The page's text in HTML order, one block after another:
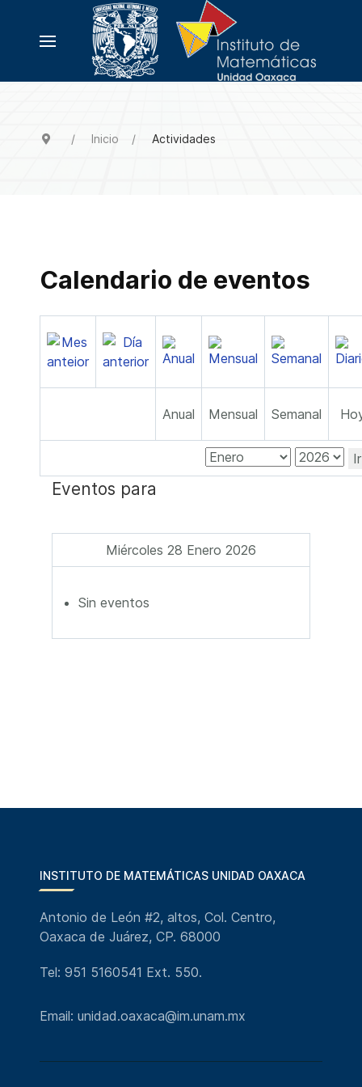
Inicio Actividades
Calendario de eventos
Anual Mensual Semanal
Eventos para
Miércoles 28 Enero 2026
Sin eventos
INSTITUTO DE MATEMÁTICAS UNIDAD OAXACA
Antonio de León #2, altos, Col. Centro,
Oaxaca de Juárez, CP. 68000
Tel: 951 5160541 Ext. 550.
Email: unidad.oaxaca@im.unam.mx